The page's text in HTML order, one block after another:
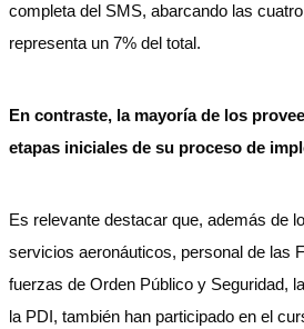
completa del SMS, abarcando las
representa un 7% del total.
En contraste, la mayoría de los
etapas iniciales de su proceso de
Es relevante destacar que, además de
servicios aeronáuticos, personal de las
fuerzas de Orden Público y Seguridad,
la PDI, también han participado en el